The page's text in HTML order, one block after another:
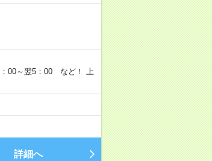
：00～翌5：00 など！ 上
詳細へ